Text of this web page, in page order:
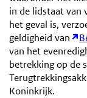
in de lidstaat van
het geval is,
geldigheid van
van het
betrekking op de
Koninkrijk.